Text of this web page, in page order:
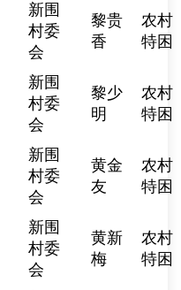
新围
村委
会
黎贵
香
农村
特困
新围
村委
会
黎少
明
农村
特困
新围
村委
会
黄金
友
农村
特困
新围
村委
会
黄新
梅
农村
特困